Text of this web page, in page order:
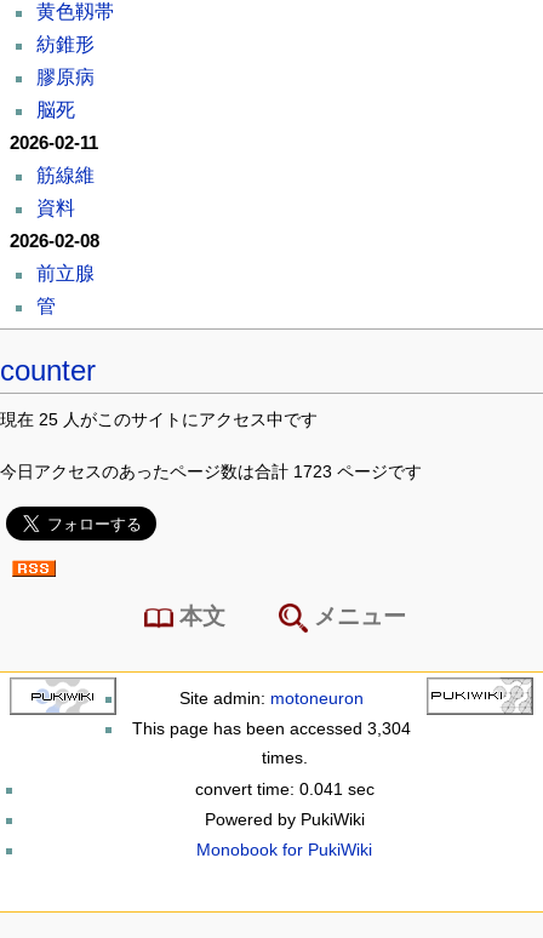
黄色靱帯
紡錐形
膠原病
脳死
2026-02-11
筋線維
資料
2026-02-08
前立腺
管
counter
現在 25 人がこのサイトにアクセス中です
今日アクセスのあったページ数は合計 1723 ページです
本文 メニュー
Site admin: motoneuron
This page has been accessed 3,304
times.
convert time: 0.041 sec
Powered by PukiWiki
Monobook for PukiWiki